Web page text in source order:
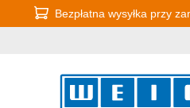
Przejdź do głównej zawartości
Bezpłatna wysyłka przy